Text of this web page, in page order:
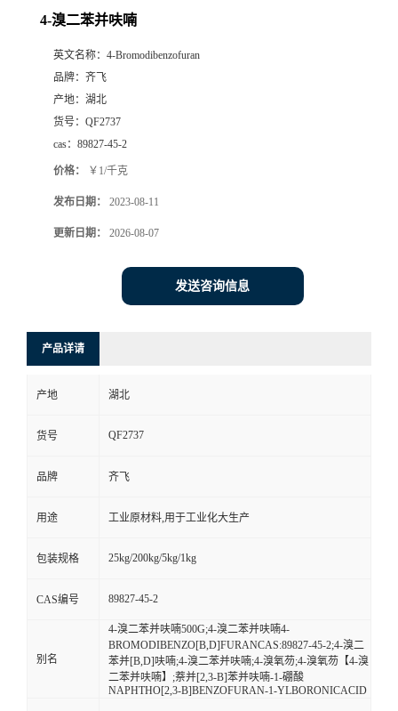
4-溴二苯并呋喃
英文名称： 4-Bromodibenzofuran
品牌： 齐飞
产地： 湖北
货号： QF2737
cas： 89827-45-2
价格： ￥1/千克
发布日期： 2023-08-11
更新日期： 2026-08-07
发送咨询信息
产品详请
产地 湖北
货号 QF2737
品牌 齐飞
用途 工业原材料,用于工业化大生产
包装规格 25kg/200kg/5kg/1kg
CAS编号 89827-45-2
别名
4-溴二苯并呋喃500G;4-溴二苯并呋喃4-
BROMODIBENZO[B,D]FURANCAS:89827-45-2;4-溴二
苯并[B,D]呋喃;4-溴二苯并呋喃;4-溴氧芴;4-溴氧芴【4-溴
二苯并呋喃】;萘并[2,3-B]苯并呋喃-1-硼酸
NAPHTHO[2,3-B]BENZOFURAN-1-YLBORONICACID